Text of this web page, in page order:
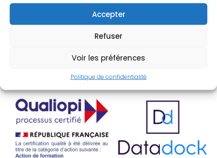
Accepter
Refuser
Voir les préférences
Politique de confidentialité
16 rue Pascal – 13006 Marseille
Tél. : (0)6 09 87 79 97